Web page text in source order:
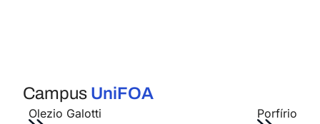
Campus UniFOA
Olezio Galotti
Porfírio